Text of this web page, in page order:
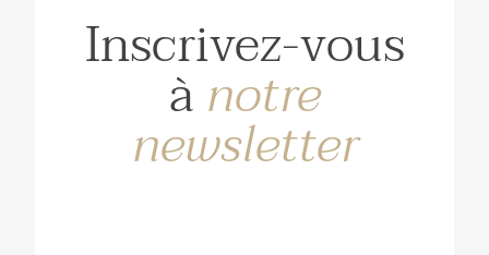
Inscrivez-vous
ànotre
newsletter